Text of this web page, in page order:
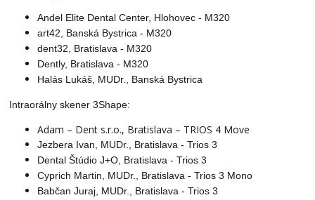
Andel Elite Dental Center, Hlohovec - M320
art42, Banská Bystrica - M320
dent32, Bratislava - M320
Dently, Bratislava - M320
Halás Lukáš, MUDr., Banská Bystrica
Intraorálny skener 3Shape:
Adam – Dent s.r.o., Bratislava – TRIOS 4 Move
Jezbera Ivan, MUDr., Bratislava - Trios 3
Dental Štúdio J+O, Bratislava - Trios 3
Cyprich Martin, MUDr., Bratislava - Trios 3 Mono
Babčan Juraj, MUDr., Bratislava - Trios 3